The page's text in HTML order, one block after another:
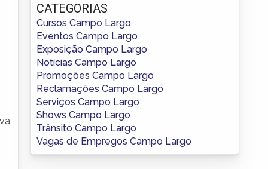
CATEGORIAS
Cursos Campo Largo
Eventos Campo Largo
Exposição Campo Largo
Notícias Campo Largo
Promoções Campo Largo
Reclamações Campo Largo
Serviços Campo Largo
Shows Campo Largo
Trânsito Campo Largo
Vagas de Empregos Campo Largo